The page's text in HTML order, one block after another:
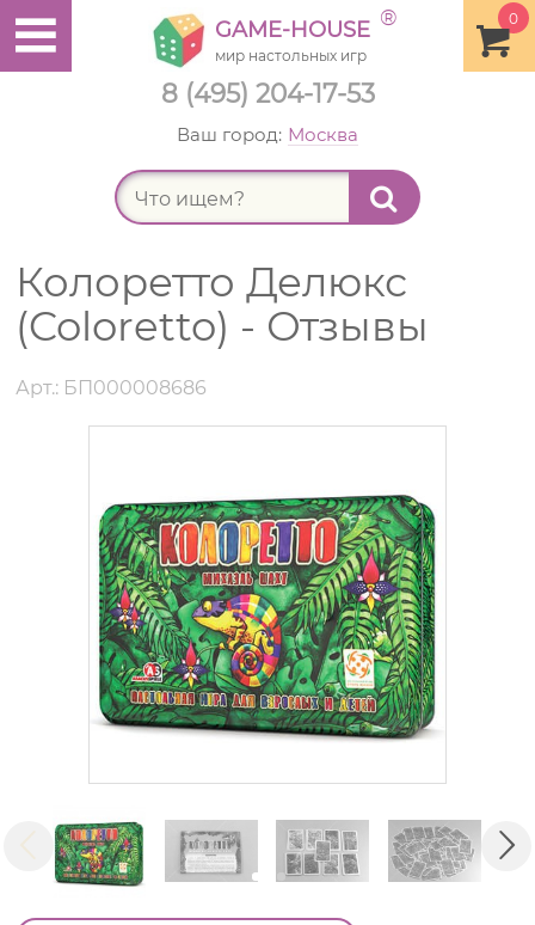
8 (495) 204-17-53
0
GAME-HOUSE ®
мир настольных игр
Ваш город: Москва
Колоретто Делюкс
(Coloretto) - Отзывы
Арт.: БП000008686